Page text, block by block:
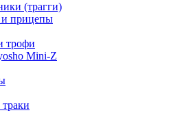
(трагги)
и прицепы
трофи
Mini-Z